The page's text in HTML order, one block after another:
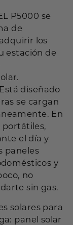
P5000 se
de
los
estación de
Está diseñado
se cargan
En
portátiles,
el día y
paneles
y
no
sin gas.
solares para
panel solar